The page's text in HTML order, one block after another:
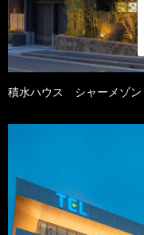
積水ハウス シャーメゾ